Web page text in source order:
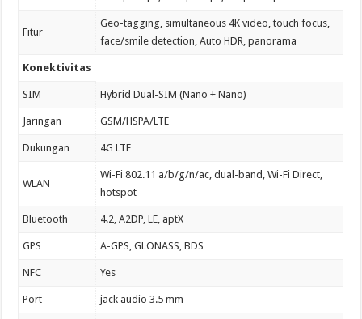
Fitur
Geo-tagging, simultaneous 4K video, touch focus,
face/smile detection, Auto HDR, panorama
Konektivitas
SIM Hybrid Dual-SIM (Nano + Nano)
Jaringan GSM/HSPA/LTE
Dukungan 4G LTE
WLAN
Wi-Fi 802.11 a/b/g/n/ac, dual-band, Wi-Fi Direct,
hotspot
Bluetooth 4.2, A2DP, LE, aptX
GPS A-GPS, GLONASS, BDS
NFC Yes
Port jack audio 3.5 mm